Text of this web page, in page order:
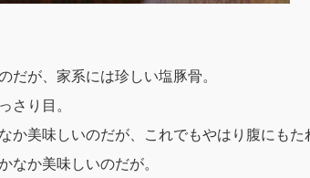
だが、家系には珍しい塩豚骨。
さり目。
か美味しいのだが、これでもやはり腹にもた
なか美味しいのだが。